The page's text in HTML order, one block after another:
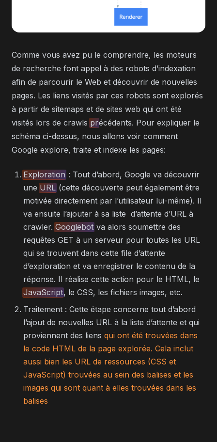
Comme vous avez pu le comprendre, les moteurs
de recherche font appel à des robots d’indexation
afin de parcourir le Web et découvrir de nouvelles
pages. Les liens visités par ces robots sont explorés
à partir de sitemaps et de sites web qui ont été
visités lors de crawls précédents. Pour expliquer le
schéma ci-dessus, nous allons voir comment
Google explore, traite et indexe les pages:
Exploration : Tout d’abord, Google va découvrir
une URL (cette découverte peut également être
motivée directement par l’utilisateur lui-même). Il
va ensuite l’ajouter à sa liste d’attente d’URL à
crawler. Googlebot va alors soumettre des
requêtes GET à un serveur pour toutes les URL
qui se trouvent dans cette file d’attente
d’exploration et va enregistrer le contenu de la
réponse. Il réalise cette action pour le HTML, le
JavaScript, le CSS, les fichiers images, etc.
Traitement : Cette étape concerne tout d’abord
l’ajout de nouvelles URL à la liste d’attente et qui
proviennent des liens qui ont été trouvées dans
le code HTML de la page explorée. Cela inclut
aussi bien les URL de ressources (CSS et
JavaScript) trouvées au sein des balises et les
images qui sont quant à elles trouvées dans les
balises